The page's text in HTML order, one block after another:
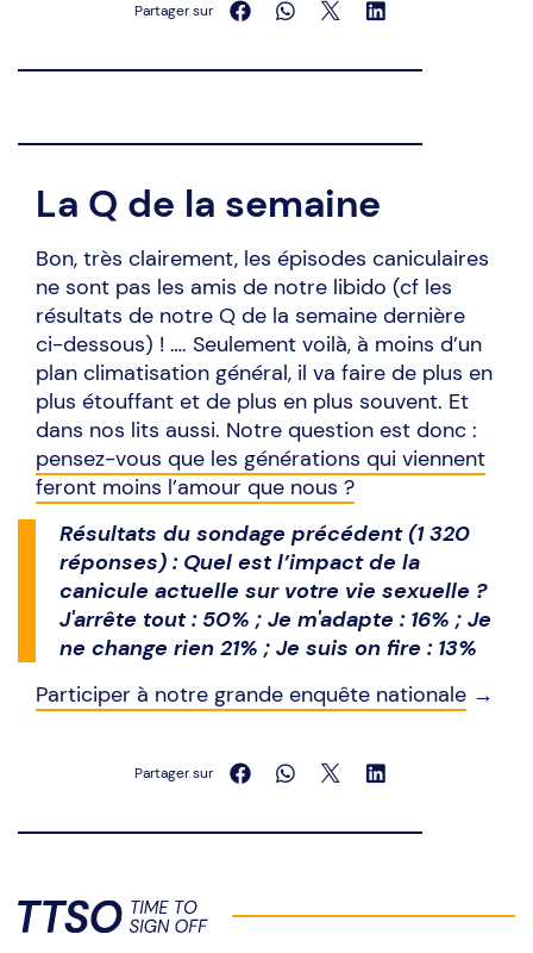
Partager sur
La Q de la semaine
Bon, très clairement, les épisodes caniculaires
ne sont pas les amis de notre libido (cf les
résultats de notre Q de la semaine dernière
ci-dessous) ! …. Seulement voilà, à moins d’un
plan climatisation général, il va faire de plus en
plus étouffant et de plus en plus souvent. Et
dans nos lits aussi. Notre question est donc :
pensez-vous que les générations qui viennent
feront moins l’amour que nous ?
Résultats du sondage précédent (1 320
réponses) : Quel est l’impact de la
canicule actuelle sur votre vie sexuelle ?
J'arrête tout : 50% ; Je m'adapte : 16% ; Je
ne change rien 21% ; Je suis on fire : 13%
Participer à notre grande enquête nationale →
Partager sur